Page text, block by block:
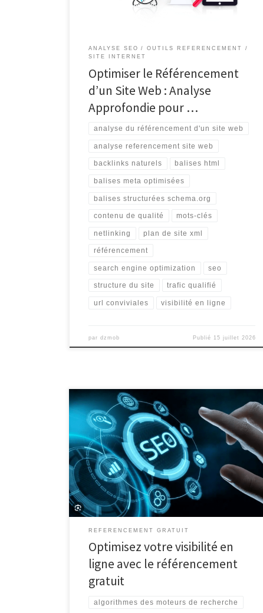
consiste à optimiser un site web pour […]
ANALYSE SEO
OUTILS REFERENCEMENT
SITE INTERNET
Optimiser le Référencement
d’un Site Web : Analyse
Approfondie pour …
analyse du référencement d'un site web
analyse referencement site web
backlinks naturels balises html
balises meta optimisées
balises structurées schema.org
contenu de qualité mots-clés
netlinking plan de site xml
référencement
search engine optimization seo
structure du site trafic qualifié
url conviviales visibilité en ligne
pardzmob Publié 15 juillet 2026
Le référencement gratuit est un moyen efficace pour
améliorer la visibilité d’un site web sur les moteurs de
recherche sans avoir à débourser de l’argent. En effet,
le référencement naturel ou SEO (Search Engine
Optimization) consiste à optimiser différents aspects
d’un site internet afin qu’il soit mieux classé dans les
[…]
REFERENCEMENT GRATUIT
Optimisez votre visibilité en
ligne avec le référencement
gratuit
algorithmes des moteurs de recherche